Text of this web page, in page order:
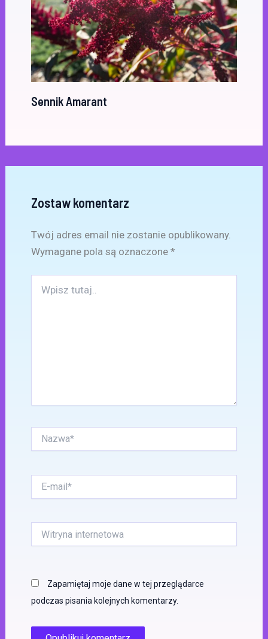
Sennik Amarant
Zostaw komentarz
Twój adres email nie zostanie opublikowany.
Wymagane pola są oznaczone *
tutaj..
mail*
internetowa
Zapamiętaj moje dane w tej przeglądarce
podczas pisania kolejnych komentarzy.